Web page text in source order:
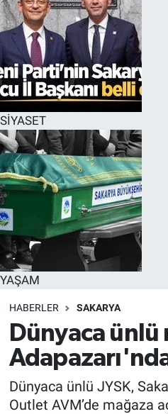
SİYASET
YAŞAM
HABERLER SAKARYA
Dünyaca ünlü
Dünyaca ünlü JYSK,
Outlet AVM’de mağaza